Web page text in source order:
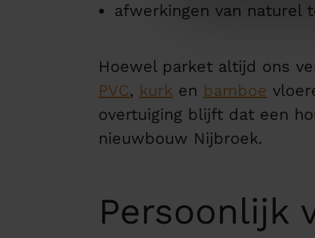
afwerkingen van naturel
Hoewel parket altijd ons
PVC, kurk en bamboe
overtuiging blijft dat een
nieuwbouw Nijbroek.
Persoonlijk